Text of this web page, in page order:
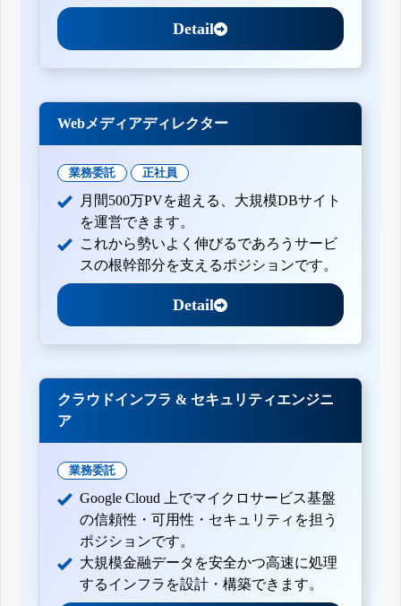
Detail
Webメディアディレクター
業務委託 正社員
月間500万PVを超える、大規模DBサイト
を運営できます。
これから勢いよく伸びるであろうサービ
スの根幹部分を支えるポジションです。
Detail
クラウドインフラ & セキュリティエンジニ
ア
業務委託
Google Cloud 上でマイクロサービス基盤
の信頼性・可用性・セキュリティを担う
ポジションです。
大規模金融データを安全かつ高速に処理
するインフラを設計・構築できます。